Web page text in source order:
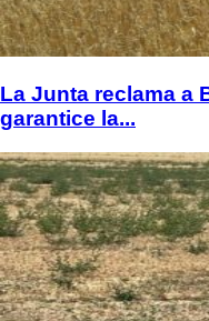
La Junta reclama a
garantice la...